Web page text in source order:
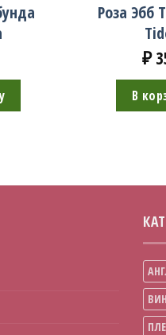
Роза Эбб
₽
В